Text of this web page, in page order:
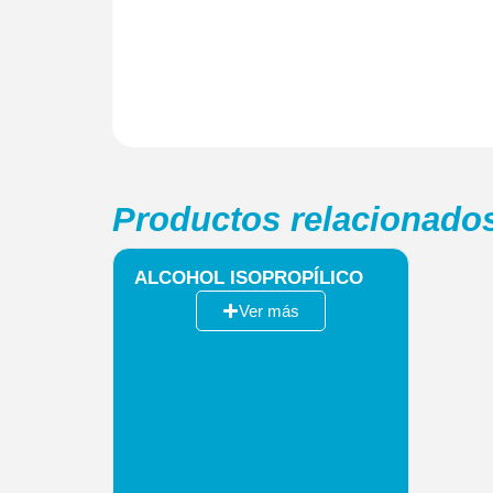
Productos
ALCOHOL ISOPROPÍLICO
Ver más